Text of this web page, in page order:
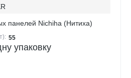
панелей Nichiha (Нитиха)
55
упаковку